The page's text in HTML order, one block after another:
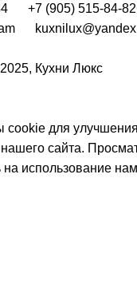
+7 (905) 515-84-82
2025, Кухни Люкс
для
сайта.
на использование